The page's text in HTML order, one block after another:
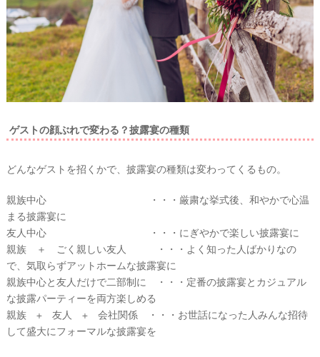
ゲストの顔ぶれで変わる？披露宴の種類
どんなゲストを招くかで、披露宴の種類は変わってくるもの。
親族中心 ・・・厳粛な挙式後、和やかで心温
まる披露宴に
友人中心 ・・・にぎやかで楽しい披露宴に
親族 ＋ ごく親しい友人 ・・・よく知った人ばかりなの
で、気取らずアットホームな披露宴に
親族中心と友人だけで二部制に ・・・定番の披露宴とカジュアル
な披露パーティーを両方楽しめる
親族 + 友人 + 会社関係 ・・・お世話になった人みんな招待
して盛大にフォーマルな披露宴を